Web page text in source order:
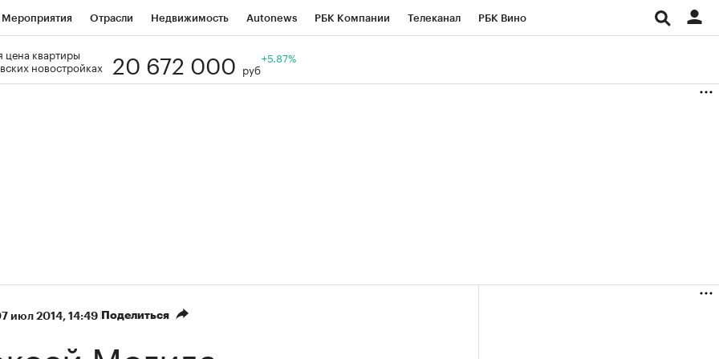
Мероприятия Отрасли Недвижимость Autonews РБК Компании Телеканал РБК Вино
Визионеры
цена квартиры
новостройках
20 672 000 руб
+5.87%
июл 2014, 14:49 Поделиться